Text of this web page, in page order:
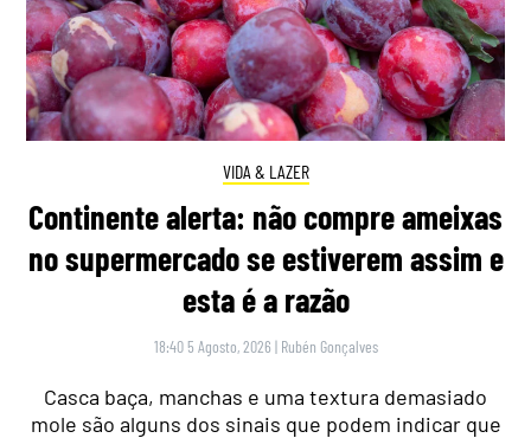
VIDA & LAZER
Continente alerta: não compre ameixas
no supermercado se estiverem assim e
esta é a razão
18:40 5 Agosto, 2026 | Rubén Gonçalves
Casca baça, manchas e uma textura demasiado
mole são alguns dos sinais que podem indicar que